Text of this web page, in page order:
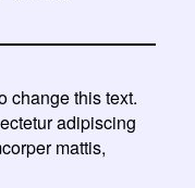
change this text.
adipiscing
mattis,